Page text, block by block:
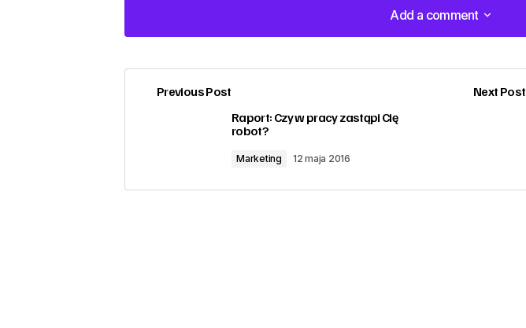
Add a comment
Add a comment
zalogować
Previous Post
Raport: Czy w pracy zastąpi Cię
robot?
Marketing 12 maja 2016
Next Post